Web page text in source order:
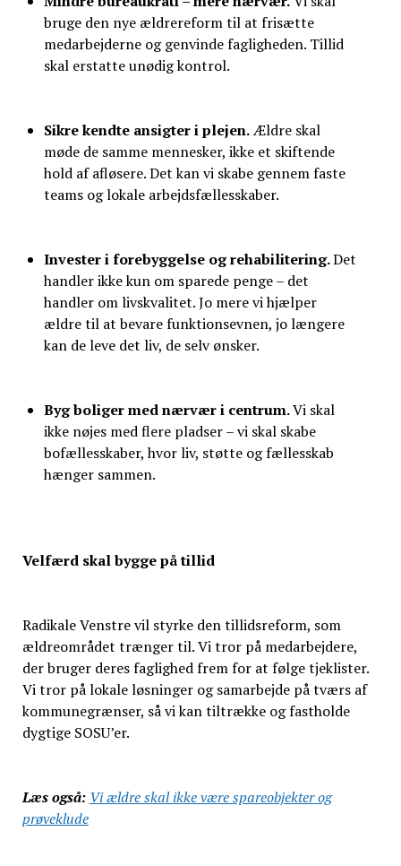
bruge den nye ældrereform til at frisætte
medarbejderne og genvinde fagligheden. Tillid
skal erstatte unødig kontrol.
Sikre kendte ansigter i plejen.Ældre skal
møde de samme mennesker, ikke et skiftende
hold af afløsere. Det kan vi skabe gennem faste
teams og lokale arbejdsfællesskaber.
Invester i forebyggelse og rehabilitering.Det
handler ikke kun om sparede penge – det
handler om livskvalitet. Jo mere vi hjælper
ældre til at bevare funktionsevnen, jo længere
kan de leve det liv, de selv ønsker.
Byg boliger med nærvær i centrum.Vi skal
ikke nøjes med flere pladser – vi skal skabe
bofællesskaber, hvor liv, støtte og fællesskab
hænger sammen.
Velfærd skal bygge på tillid
Radikale Venstre vil styrke den tillidsreform, som
ældreområdet trænger til. Vi tror på medarbejdere,
der bruger deres faglighed frem for at følge tjeklister.
Vi tror på lokale løsninger og samarbejde på tværs af
kommunegrænser, så vi kan tiltrække og fastholde
dygtige SOSU’er.
Læs også: Vi ældre skal ikke være spareobjekter og
prøveklude